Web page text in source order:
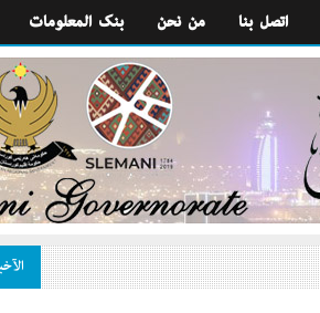
بنك المعلومات من نحن اتصل بنا